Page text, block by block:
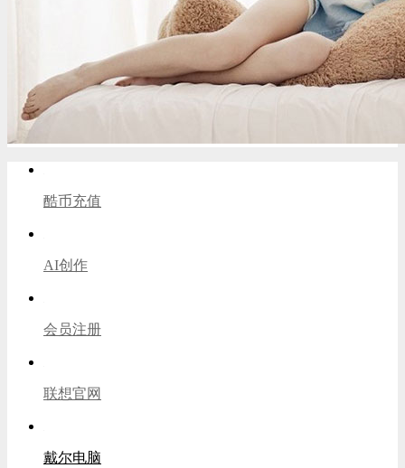
酷币充值
AI创作
会员注册
联想官网
戴尔电脑